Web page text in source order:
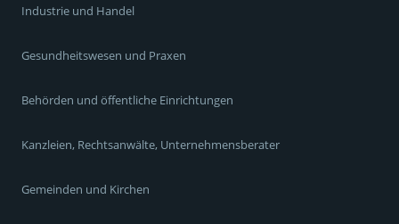
Industrie und Handel
Gesundheitswesen und Praxen
Behörden und öffentliche Einrichtungen
Kanzleien, Rechtsanwälte, Unternehmensberater
Gemeinden und Kirchen